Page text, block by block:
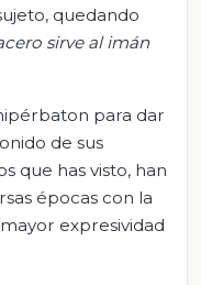
quedando
sirve al imán
para dar
de sus
que has visto, han
épocas con la
expresividad